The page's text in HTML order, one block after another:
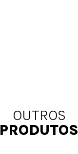
OUTROS
PRODUTOS